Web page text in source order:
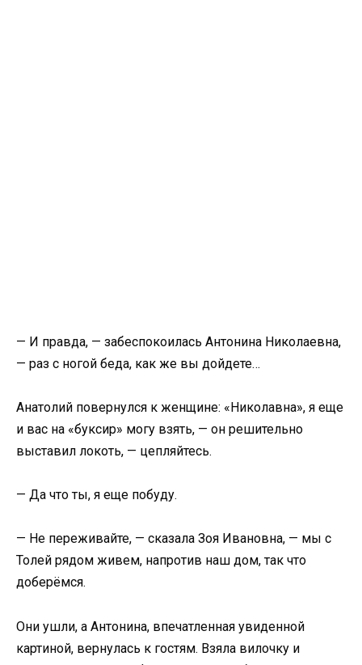
— И правда, — забеспокоилась Антонина Николаевна,
— раз с ногой беда, как же вы дойдете…
Анатолий повернулся к женщине: «Николавна», я еще
и вас на «буксир» могу взять, — он решительно
выставил локоть, — цепляйтесь.
— Да что ты, я еще побуду.
— Не переживайте, — сказала Зоя Ивановна, — мы с
Толей рядом живем, напротив наш дом, так что
доберёмся.
Они ушли, а Антонина, впечатленная увиденной
картиной, вернулась к гостям. Взяла вилочку и